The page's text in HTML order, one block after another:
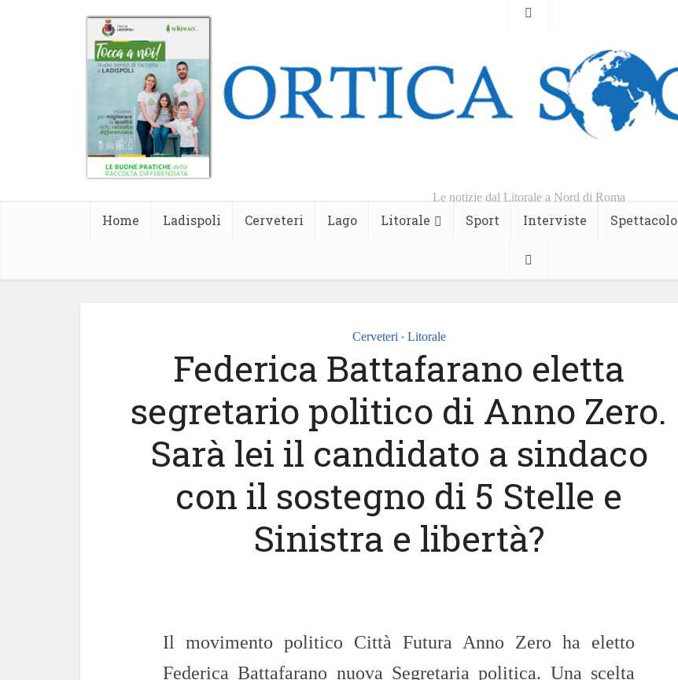
Le notizie dal Litorale a Nord di Roma
Home Ladispoli Cerveteri Lago Litorale Sport Interviste Spettacolo
Cerveteri • Litorale
Federica Battafarano eletta
segretario politico di Anno Zero.
Sarà lei il candidato a sindaco
con il sostegno di 5 Stelle e
Sinistra e libertà?
Il movimento politico Città Futura Anno Zero ha eletto
Federica Battafarano nuova Segretaria politica. Una scelta